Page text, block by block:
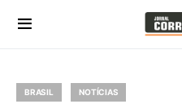
BRASIL NOTÍCIAS